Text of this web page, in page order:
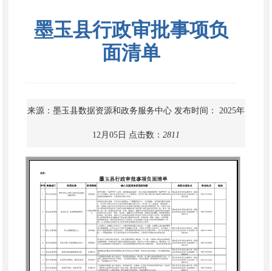
墨玉县行政审批事项负
面清单
来源：墨玉县数据资源和政务服务中心 发布时间： 2025年
12月05日 点击数： 2811